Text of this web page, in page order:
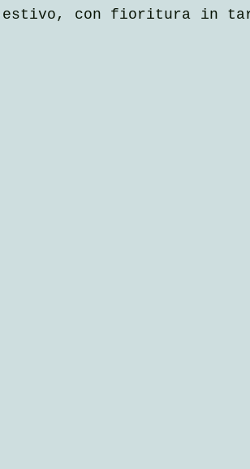
estivo, con fioritura in